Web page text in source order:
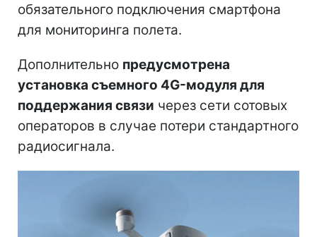
обязательного подключения смартфона
для мониторинга полета.
Дополнительно предусмотрена
установка съемного 4G-модуля для
поддержания связи через сети сотовых
операторов в случае потери стандартного
радиосигнала.